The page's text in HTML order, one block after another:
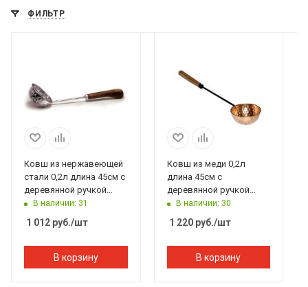
ФИЛЬТР
Ковш из нержавеющей
стали 0,2л длина 45см с
деревянной ручкой
Банные штучки
В наличии: 31
1 012 руб./шт
В корзину
Ковш из меди 0,2л
длина 45см с
деревянной ручкой
Банные штучки
В наличии: 30
1 220руб./шт
В корзину